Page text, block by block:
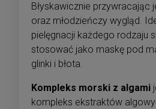
Błyskawicznie przywracając
oraz młodzieńczy wygląd.
pielęgnacji każdego rodzaju
stosować jako maskę pod
glinki i błota.
Kompleks morski z algami
kompleks ekstraktów